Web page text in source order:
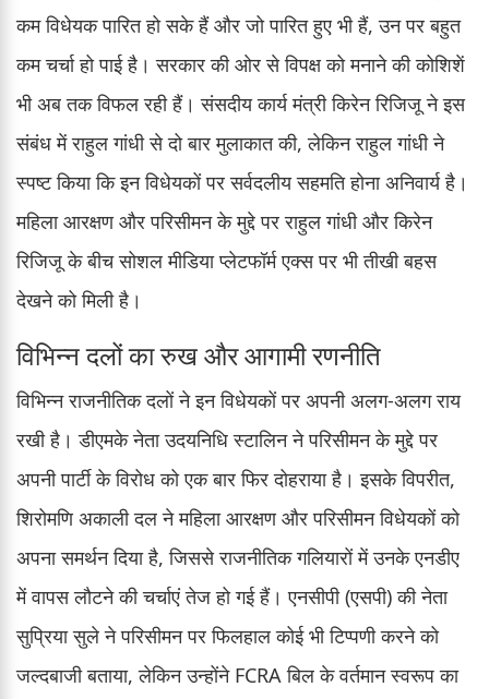
कम विधेयक पारित हो सके हैं और जो पारित हुए भी हैं, उन पर बहुत
कम चर्चा हो पाई है। सरकार की ओर से विपक्ष को मनाने की कोशिशें
भी अब तक विफल रही हैं। संसदीय कार्य मंत्री किरेन रिजिजू ने इस
संबंध में राहुल गांधी से दो बार मुलाकात की, लेकिन राहुल गांधी ने
स्पष्ट किया कि इन विधेयकों पर सर्वदलीय सहमति होना अनिवार्य है।
महिला आरक्षण और परिसीमन के मुद्दे पर राहुल गांधी और किरेन
रिजिजू के बीच सोशल मीडिया प्लेटफॉर्म एक्स पर भी तीखी बहस
देखने को मिली है।
विभिन्न दलों का रुख और आगामी रणनीति
विभिन्न राजनीतिक दलों ने इन विधेयकों पर अपनी अलग-अलग राय
रखी है। डीएमके नेता उदयनिधि स्टालिन ने परिसीमन के मुद्दे पर
अपनी पार्टी के विरोध को एक बार फिर दोहराया है। इसके विपरीत,
शिरोमणि अकाली दल ने महिला आरक्षण और परिसीमन विधेयकों को
अपना समर्थन दिया है, जिससे राजनीतिक गलियारों में उनके एनडीए
में वापस लौटने की चर्चाएं तेज हो गई हैं। एनसीपी (एसपी) की नेता
सुप्रिया सुले ने परिसीमन पर फिलहाल कोई भी टिप्पणी करने को
जल्दबाजी बताया, लेकिन उन्होंने FCRA बिल के वर्तमान स्वरूप का